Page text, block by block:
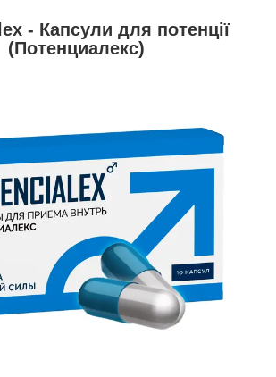
- Капсули для потенції
(Потенциалекс)